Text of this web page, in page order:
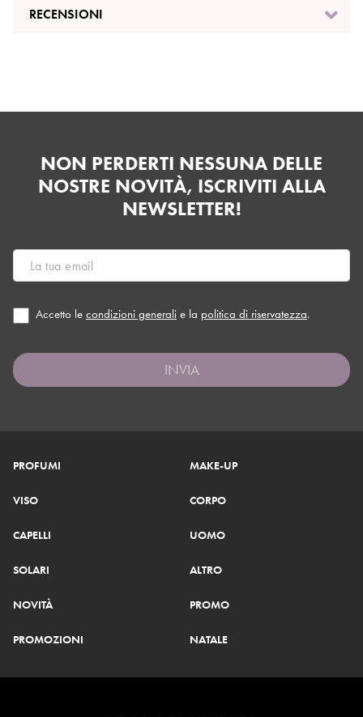
RECENSIONI
NON PERDERTI NESSUNA DELLE
NOSTRE NOVITÀ, ISCRIVITI ALLA
NEWSLETTER!
Accetto le condizioni generali e la politica di riservatezza.
INVIA
PROFUMI MAKE-UP
VISO CORPO
CAPELLI UOMO
SOLARI ALTRO
NOVITÀ PROMO
PROMOZIONI NATALE